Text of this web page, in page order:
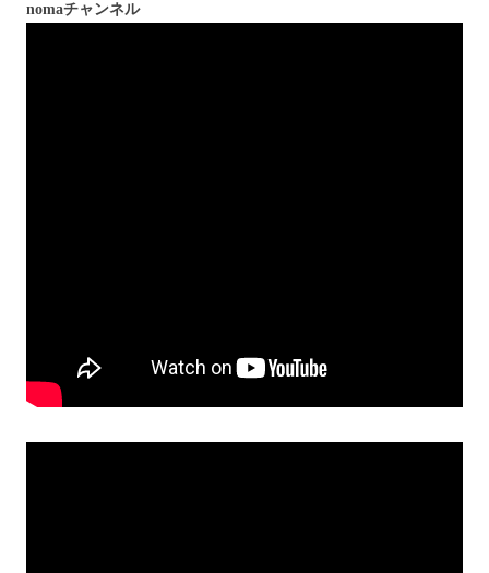
nomaチャンネル